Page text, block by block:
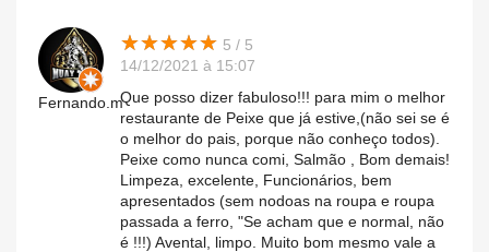
Fernando.m
★★★★★
★★★★★ 5 / 5
14/12/2021 à 15:07
Que posso dizer fabuloso!!! para mim o melhor
restaurante de Peixe que já estive,(não sei se é
o melhor do pais, porque não conheço todos).
Peixe como nunca comi, Salmão , Bom demais!
Limpeza, excelente, Funcionários, bem
apresentados (sem nodoas na roupa e roupa
passada a ferro, "Se acham que e normal, não
é !!!) Avental, limpo. Muito bom mesmo vale a